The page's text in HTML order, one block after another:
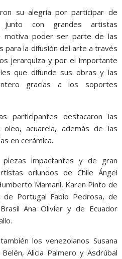
su alegría por participar de
junto con grandes artistas
motiva poder ser parte de las
para la difusión del arte a través
jerarquiza y por el importante
que difunde sus obras y las
gracias a los soportes
participantes destacaron las
acuarela, además de las
en cerámica.
piezas impactantes y de gran
oriundos de Chile Ángel
Mamani, Karen Pinto de
de Portugal Fabio Pedrosa, de
Ana Olivier y de Ecuador
los venezolanos Susana
Alicia Palmero y Asdrúbal